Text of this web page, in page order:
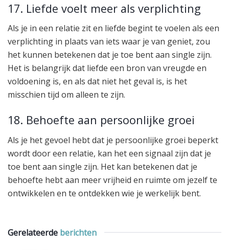
17. Liefde voelt meer als verplichting
Als je in een relatie zit en liefde begint te voelen als een
verplichting in plaats van iets waar je van geniet, zou
het kunnen betekenen dat je toe bent aan single zijn.
Het is belangrijk dat liefde een bron van vreugde en
voldoening is, en als dat niet het geval is, is het
misschien tijd om alleen te zijn.
18. Behoefte aan persoonlijke groei
Als je het gevoel hebt dat je persoonlijke groei beperkt
wordt door een relatie, kan het een signaal zijn dat je
toe bent aan single zijn. Het kan betekenen dat je
behoefte hebt aan meer vrijheid en ruimte om jezelf te
ontwikkelen en te ontdekken wie je werkelijk bent.
Gerelateerde berichten